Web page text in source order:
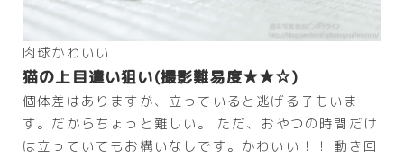
肉球かわいい
猫の上目遣い狙い(撮影難易度★★☆)
個体差はありますが、立っていると逃げる子もいま
す。だからちょっと難しい。 ただ、おやつの時間だけ
は立っていてもお構いなしです。かわいい！！ 動き回